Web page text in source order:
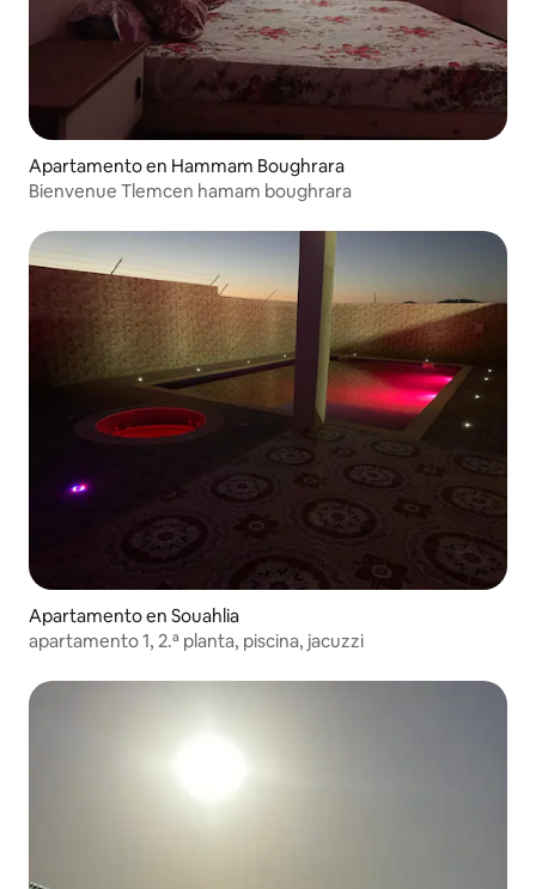
Apartamento en Hammam Boughrara
Bienvenue Tlemcen hamam boughrara
Apartamento en Souahlia
apartamento 1, 2.ª planta, piscina, jacuzzi